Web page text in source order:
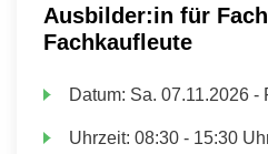
Ausbilder:in für
Fachkaufleute
Datum: Sa. 07.11.2026 -
Uhrzeit:08:30 - 15:30